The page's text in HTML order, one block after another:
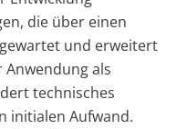
die über einen
und erweitert
Anwendung als
technisches
initialen Aufwand.